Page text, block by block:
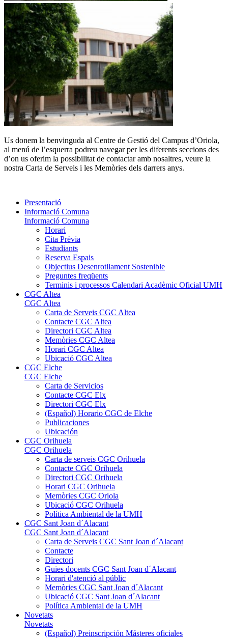
Us donem la benvinguda al Centre de Gestió del Campus d’Oriola,
al menú de l’esquerra podreu navegar per les diferents seccions des
d’on us oferim la possibilitat de contactar amb nosaltres, veure la
nostra Carta de Serveis i les Memòries dels darrers anys.
Presentació
Informació Comuna
Informació Comuna
Horari
Cita Prèvia
Estudiants
Reserva Espais
Objectius Desenrotllament Sostenible
Preguntes freqüents
Terminis i processos Calendari Acadèmic Oficial UMH
CGC Altea
CGC Altea
Carta de Serveis CGC Altea
Contacte CGC Altea
Directori CGC Altea
Memòries CGC Altea
Horari CGC Altea
Ubicació CGC Altea
CGC Elche
CGC Elche
Carta de Servicios
Contacte CGC Elx
Directori CGC Elx
(Español) Horario CGC de Elche
Publicaciones
Ubicación
CGC Orihuela
CGC Orihuela
Carta de serveis CGC Orihuela
Contacte CGC Orihuela
Directori CGC Orihuela
Horari CGC Orihuela
Memòries CGC Oriola
Ubicació CGC Orihuela
Política Ambiental de la UMH
CGC Sant Joan d´Alacant
CGC Sant Joan d´Alacant
Carta de Serveis CGC Sant Joan d´Alacant
Contacte
Directori
Guies docents CGC Sant Joan d´Alacant
Horari d'atenció al públic
Memòries CGC Sant Joan d´Alacant
Ubicació CGC Sant Joan d´Alacant
Política Ambiental de la UMH
Novetats
Novetats
(Español) Preinscripción Másteres oficiales